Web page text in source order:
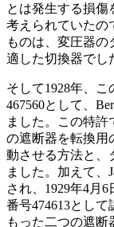
とは発生する損傷
考えられていたの
ものは、変圧器
適した切換器でし
そして1928年、
467560として、
ました。この特
の遮断器を転換用
動させる方法と、
ました。加えて、
され、1929年4月
番号474613とし
もった二つの遮